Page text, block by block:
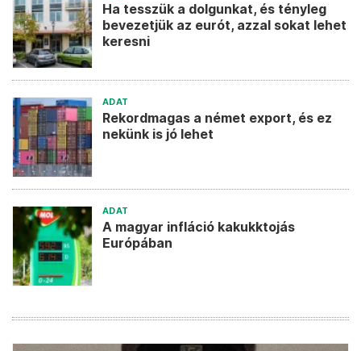
Ha tesszük a dolgunkat, és tényleg
bevezetjük az eurót, azzal sokat lehet
keresni
ADAT
Rekordmagas a német export, és ez
nekünk is jó lehet
ADAT
A magyar infláció kakukktojás
Európában